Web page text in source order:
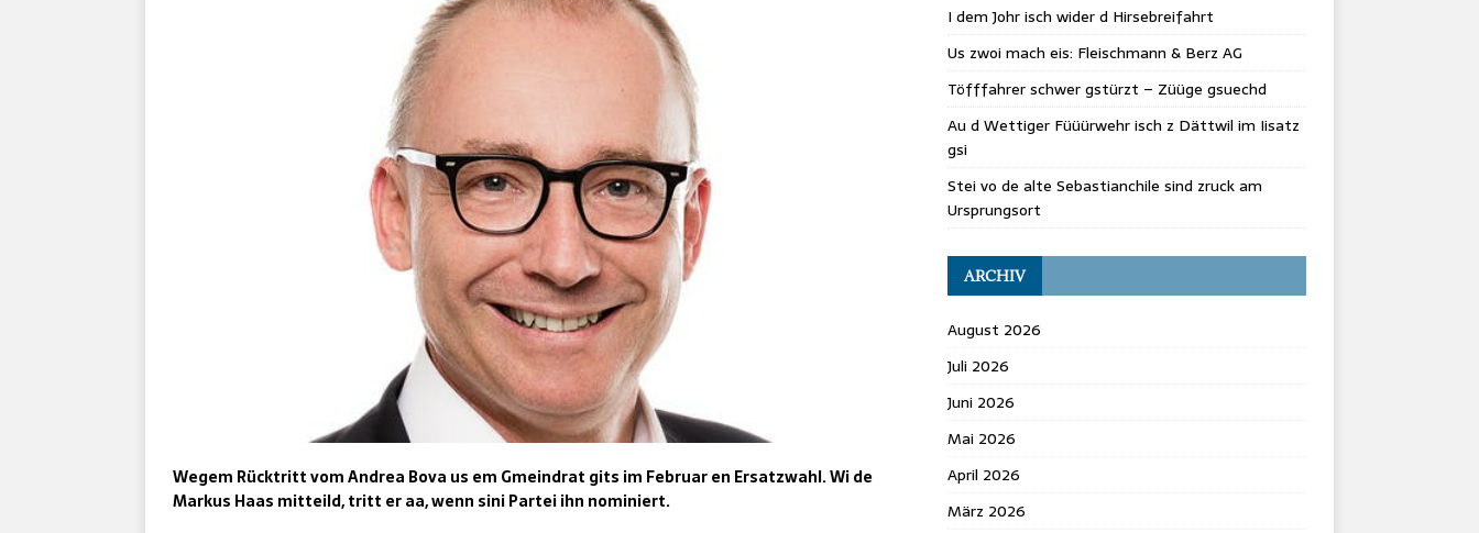
Wegem Rücktritt vom Andrea Bova us em Gmeindrat gits im Februar en Ersatzwahl. Wi de
Markus Haas mitteild, tritt er aa, wenn sini Partei ihn nominiert.
I dem Johr isch wider d Hirsebreifahrt
Us zwoi mach eis: Fleischmann & Berz AG
Töfffahrer schwer gstürzt – Züüge gsuechd
Au d Wettiger Füüürwehr isch z Dättwil im Iisatz
gsi
Stei vo de alte Sebastianchile sind zruck am
Ursprungsort
ARCHIV
August 2026
Juli 2026
Juni 2026
Mai 2026
April 2026
März 2026